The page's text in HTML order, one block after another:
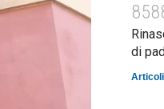
di
Articoli